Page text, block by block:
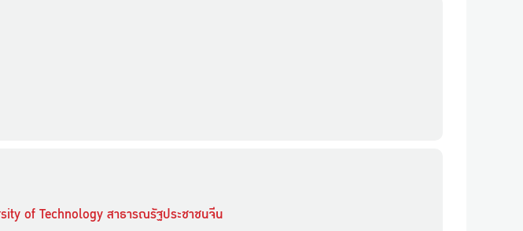
of Technology สาธารณรัฐประชาชนจีน